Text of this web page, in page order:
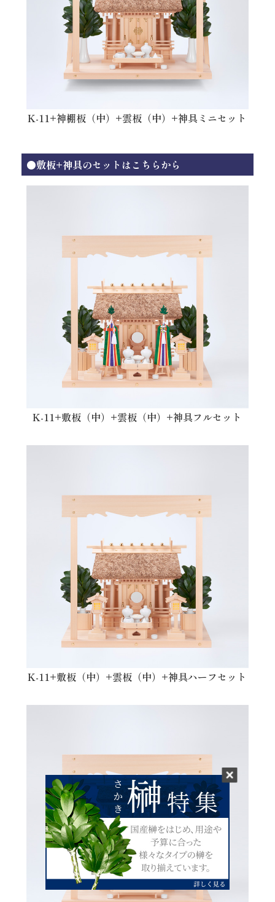
K-11+神棚板（中）+雲板（中）+神具ミニセット
●敷板+神具のセットはこちらから
K-11+敷板（中）+雲板（中）+神具フルセット
K-11+敷板（中）+雲板（中）+神具ハーフセット